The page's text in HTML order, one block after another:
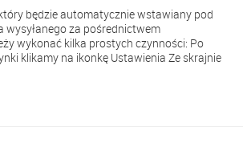
będzie automatycznie wstawiany pod
wysyłanego za pośrednictwem
wykonać kilka prostych czynności: Po
klikamy na ikonkę Ustawienia Ze skrajnie